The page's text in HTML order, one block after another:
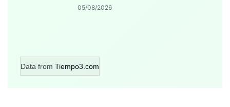
05/08/2026
Data from Tiempo3.com